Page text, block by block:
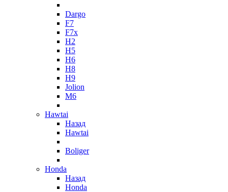
Dargo
F7
F7x
H2
H5
H6
H8
H9
Jolion
M6
Hawtai
Назад
Hawtai
Boliger
Honda
Назад
Honda